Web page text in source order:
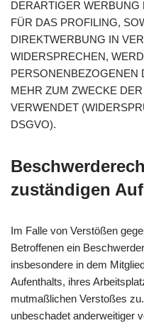
DERARTIGER WERBUNG
FÜR DAS PROFILING,
DIREKTWERBUNG IN
WIDERSPRECHEN,
PERSONENBEZOGENEN
MEHR ZUM ZWECKE
VERWENDET
DSGVO).
zuständigen
Im Falle von Verstößen
Betroffenen ein
insbesondere in dem
Aufenthalts, ihres
mutmaßlichen Verstoßes
unbeschadet anderweitiger